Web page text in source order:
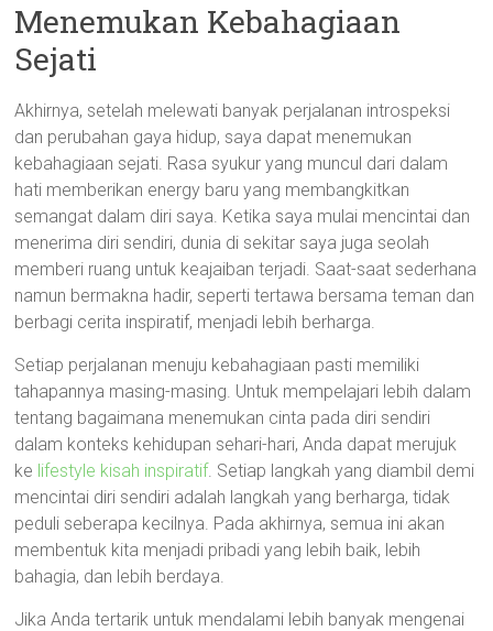
Menemukan Kebahagiaan
Sejati
Akhirnya, setelah melewati banyak perjalanan introspeksi
dan perubahan gaya hidup, saya dapat menemukan
kebahagiaan sejati. Rasa syukur yang muncul dari dalam
hati memberikan energy baru yang membangkitkan
semangat dalam diri saya. Ketika saya mulai mencintai dan
menerima diri sendiri, dunia di sekitar saya juga seolah
memberi ruang untuk keajaiban terjadi. Saat-saat sederhana
namun bermakna hadir, seperti tertawa bersama teman dan
berbagi cerita inspiratif, menjadi lebih berharga.
Setiap perjalanan menuju kebahagiaan pasti memiliki
tahapannya masing-masing. Untuk mempelajari lebih dalam
tentang bagaimana menemukan cinta pada diri sendiri
dalam konteks kehidupan sehari-hari, Anda dapat merujuk
ke lifestyle kisah inspiratif. Setiap langkah yang diambil demi
mencintai diri sendiri adalah langkah yang berharga, tidak
peduli seberapa kecilnya. Pada akhirnya, semua ini akan
membentuk kita menjadi pribadi yang lebih baik, lebih
bahagia, dan lebih berdaya.
Jika Anda tertarik untuk mendalami lebih banyak mengenai